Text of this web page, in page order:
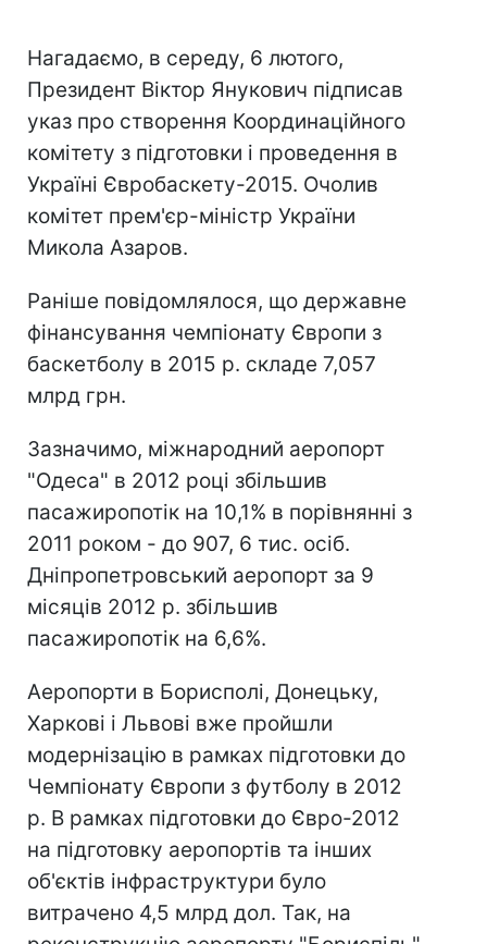
Нагадаємо, в середу, 6 лютого,
Президент Віктор Янукович підписав
указ про створення Координаційного
комітету з підготовки і проведення в
Україні Євробаскету-2015. Очолив
комітет прем'єр-міністр України
Микола Азаров.
Раніше повідомлялося, що державне
фінансування чемпіонату Європи з
баскетболу в 2015 р. складе 7,057
млрд грн.
Зазначимо, міжнародний аеропорт
"Одеса" в 2012 році збільшив
пасажиропотік на 10,1% в порівнянні з
2011 роком - до 907, 6 тис. осіб.
Дніпропетровський аеропорт за 9
місяців 2012 р. збільшив
пасажиропотік на 6,6%.
Аеропорти в Борисполі, Донецьку,
Харкові і Львові вже пройшли
модернізацію в рамках підготовки до
Чемпіонату Європи з футболу в 2012
р. В рамках підготовки до Євро-2012
на підготовку аеропортів та інших
об'єктів інфраструктури було
витрачено 4,5 млрд дол. Так, на